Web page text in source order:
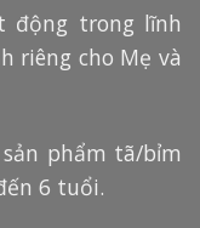
động trong lĩnh
riêng cho Mẹ và
phẩm tã/bỉm
6 tuổi.